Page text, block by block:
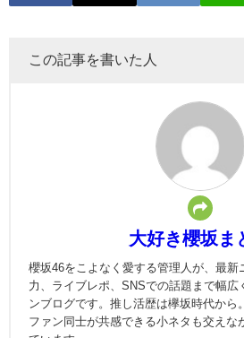
この記事を書いた人
大好き櫻坂ま
櫻坂46をこよなく愛する管理人が、最新
力、ライブレポ、SNSでの話題まで幅広
ンブログです。推し活歴は欅坂時代から
ファン同士が共感できる小ネタも交えな